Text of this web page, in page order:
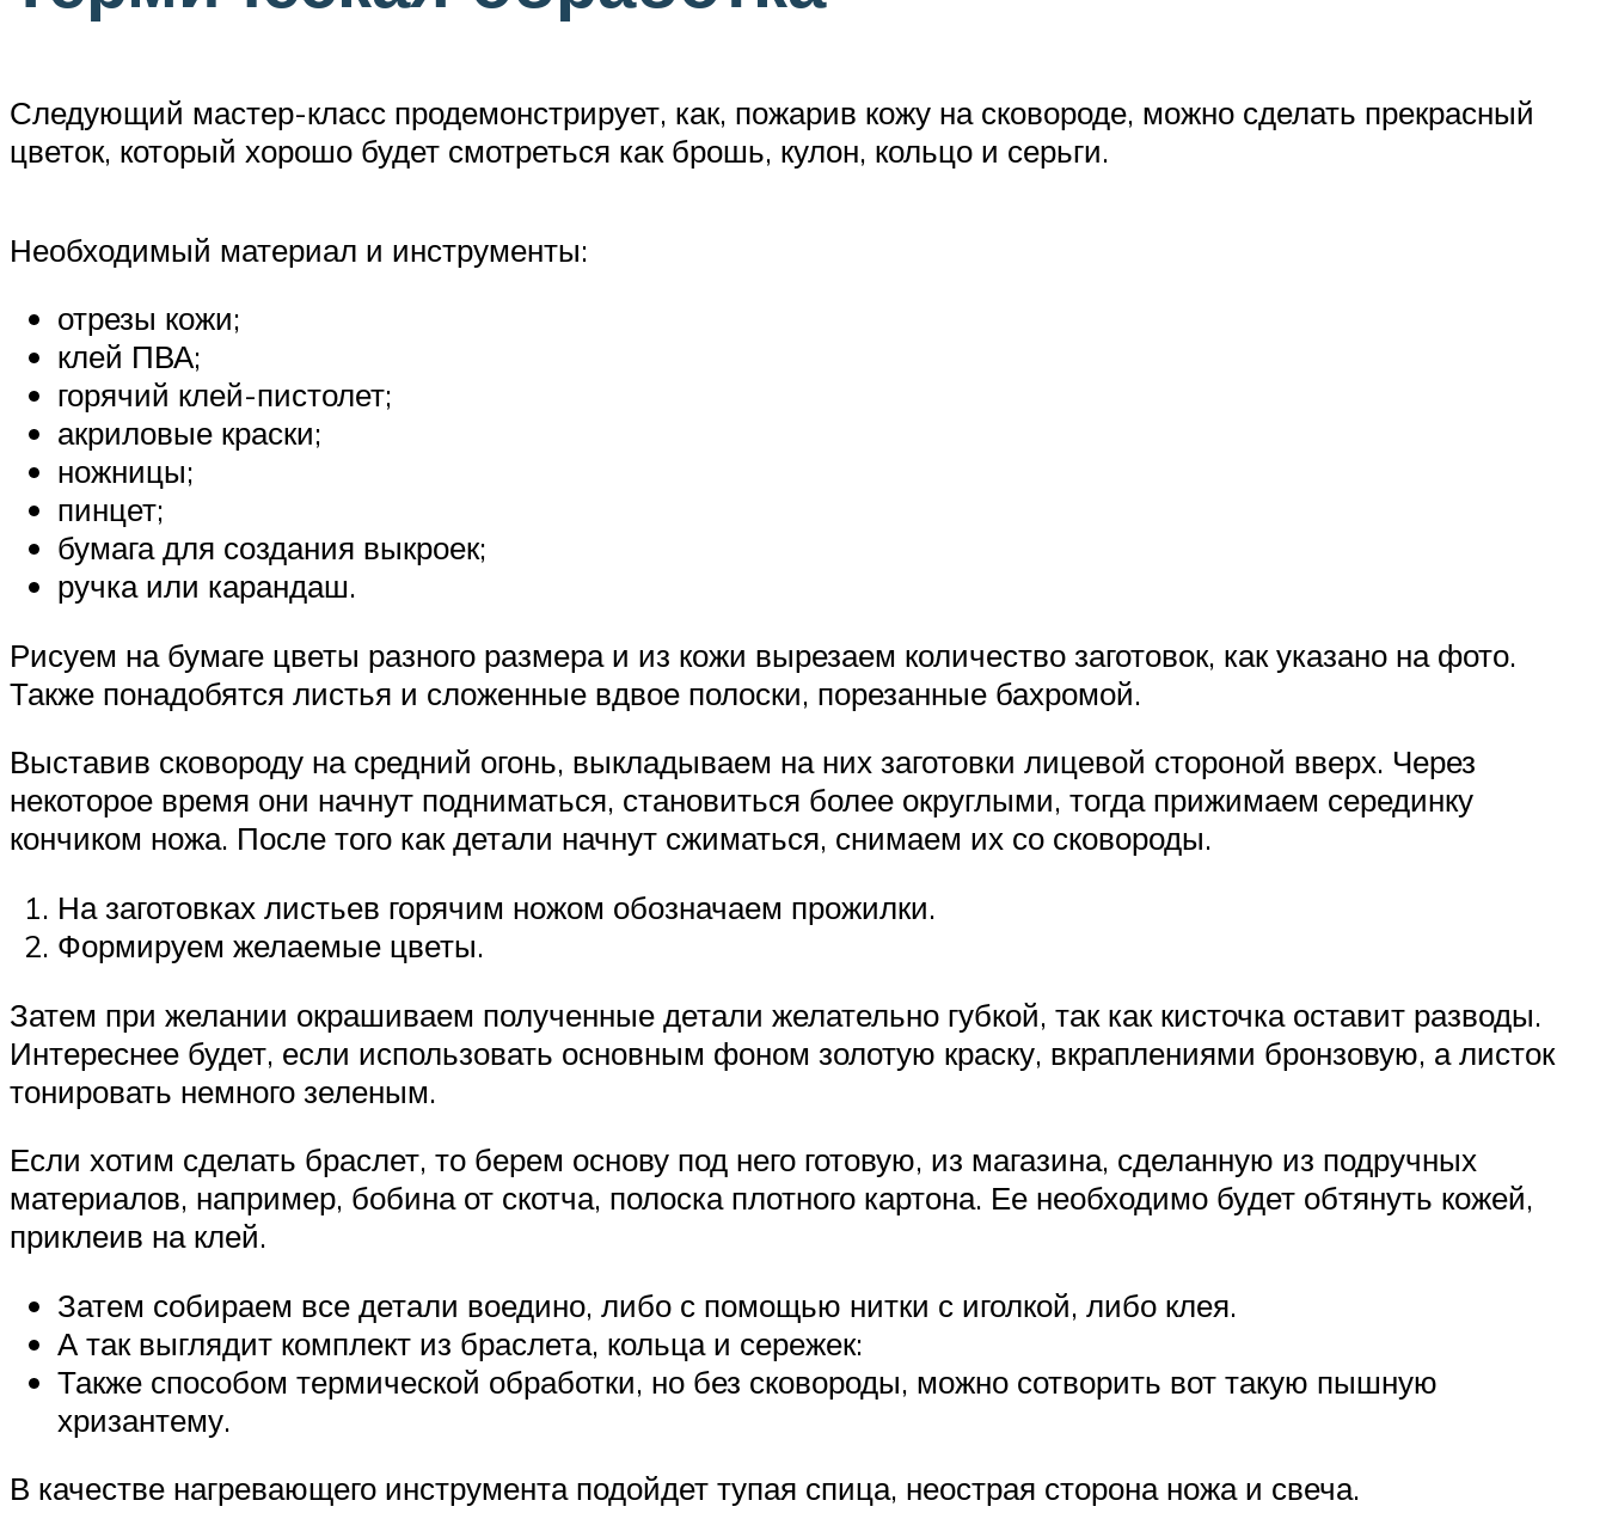
Следующий мастер-класс продемонстрирует, как, пожарив кожу на сковороде, можно сделать прекрасный
цветок, который хорошо будет смотреться как брошь, кулон, кольцо и серьги.
Необходимый материал и инструменты:
отрезы кожи;
клей ПВА;
горячий клей-пистолет;
акриловые краски;
ножницы;
пинцет;
бумага для создания выкроек;
ручка или карандаш.
Рисуем на бумаге цветы разного размера и из кожи вырезаем количество заготовок, как указано на фото.
Также понадобятся листья и сложенные вдвое полоски, порезанные бахромой.
Выставив сковороду на средний огонь, выкладываем на них заготовки лицевой стороной вверх. Через
некоторое время они начнут подниматься, становиться более округлыми, тогда прижимаем серединку
кончиком ножа. После того как детали начнут сжиматься, снимаем их со сковороды.
На заготовках листьев горячим ножом обозначаем прожилки.
Формируем желаемые цветы.
Затем при желании окрашиваем полученные детали желательно губкой, так как кисточка оставит разводы.
Интереснее будет, если использовать основным фоном золотую краску, вкраплениями бронзовую, а листок
тонировать немного зеленым.
Если хотим сделать браслет, то берем основу под него готовую, из магазина, сделанную из подручных
материалов, например, бобина от скотча, полоска плотного картона. Ее необходимо будет обтянуть кожей,
приклеив на клей.
Затем собираем все детали воедино, либо с помощью нитки с иголкой, либо клея.
А так выглядит комплект из браслета, кольца и сережек:
Также способом термической обработки, но без сковороды, можно сотворить вот такую пышную
хризантему.
В качестве нагревающего инструмента подойдет тупая спица, неострая сторона ножа и свеча.